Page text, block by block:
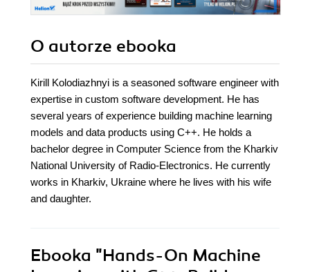
O autorze ebooka
Kirill Kolodiazhnyi is a seasoned software engineer with
expertise in custom software development. He has
several years of experience building machine learning
models and data products using C++. He holds a
bachelor degree in Computer Science from the Kharkiv
National University of Radio-Electronics. He currently
works in Kharkiv, Ukraine where he lives with his wife
and daughter.
Ebooka "Hands-On Machine